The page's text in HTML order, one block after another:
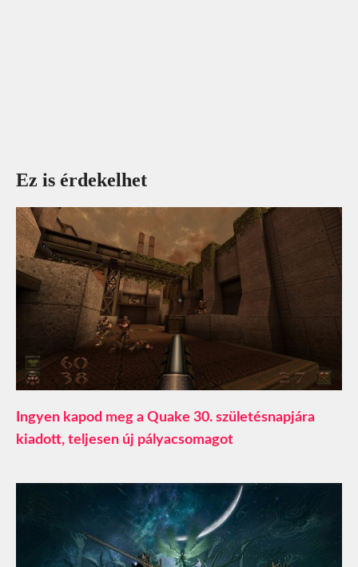
Ez is érdekelhet
Ingyen kapod meg a Quake 30. születésnapjára
kiadott, teljesen új pályacsomagot